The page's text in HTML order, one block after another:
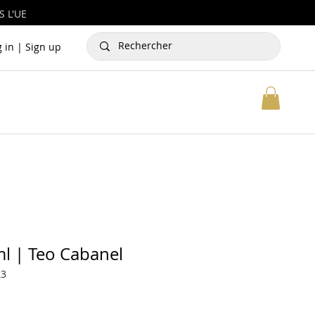
L'UE
in | Sign up
| Teo Cabanel